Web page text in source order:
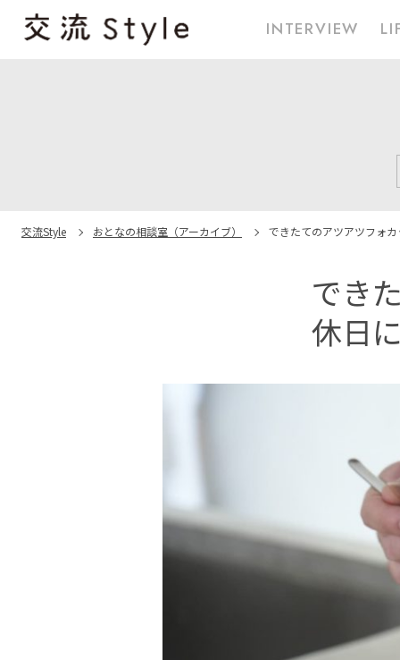
INTERVIEW
交流Style おとなの相談室（アーカイブ） できたてのアツアツフォ
でき
休日